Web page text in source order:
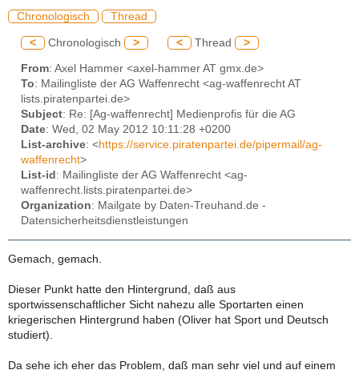
Chronologisch Thread
< Chronologisch > < Thread >
From: Axel Hammer <axel-hammer AT gmx.de>
To: Mailingliste der AG Waffenrecht <ag-waffenrecht AT
lists.piratenpartei.de>
Subject: Re: [Ag-waffenrecht] Medienprofis für die AG
Date: Wed, 02 May 2012 10:11:28 +0200
List-archive: <https://service.piratenpartei.de/pipermail/ag-
waffenrecht>
List-id : Mailingliste der AG Waffenrecht <ag-
waffenrecht.lists.piratenpartei.de>
Organization: Mailgate by Daten-Treuhand.de -
Datensicherheitsdienstleistungen
Gemach, gemach.
Dieser Punkt hatte den Hintergrund, daß aus
sportwissenschaftlicher Sicht nahezu alle Sportarten einen
kriegerischen Hintergrund haben (Oliver hat Sport und Deutsch
studiert).
Da sehe ich eher das Problem, daß man sehr viel und auf einem